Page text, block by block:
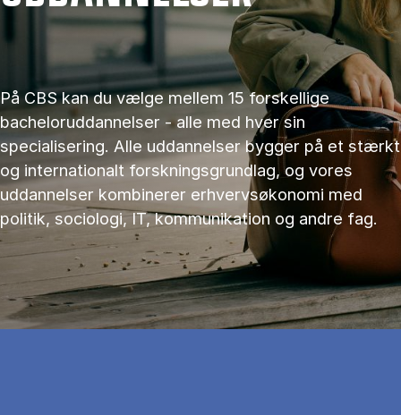
På CBS kan du vælge mellem 15 forskellige
bacheloruddannelser - alle med hver sin
specialisering. Alle uddannelser bygger på et stærkt
og internationalt forskningsgrundlag, og vores
uddannelser kombinerer erhvervsøkonomi med
politik, sociologi, IT, kommunikation og andre fag.